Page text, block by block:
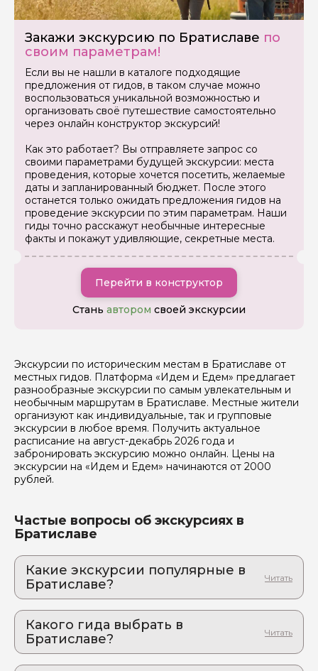
Закажи экскурсию по Братиславе по
своим параметрам!
Если вы не нашли в каталоге подходящие
предложения от гидов, в таком случае можно
воспользоваться уникальной возможностью и
организовать своё путешествие самостоятельно
через онлайн конструктор экскурсий!
Как это работает? Вы отправляете запрос со
своими параметрами будущей экскурсии: места
проведения, которые хочется посетить, желаемые
даты и запланированный бюджет. После этого
останется только ожидать предложения гидов на
проведение экскурсии по этим параметрам. Наши
гиды точно расскажут необычные интересные
факты и покажут удивляющие, секретные места.
Перейти в конструктор
Стань автором своей экскурсии
Экскурсии по историческим местам в Братиславе от
местных гидов. Платформа «Идем и Едем» предлагает
разнообразные экскурсии по самым увлекательным и
необычным маршрутам в Братиславе. Местные жители
организуют как индивидуальные, так и групповые
экскурсии в любое время. Получить актуальное
расписание на август-декабрь 2026 года и
забронировать экскурсию можно онлайн. Цены на
экскурсии на «Идем и Едем» начинаются от 2000
рублей.
Частые вопросы об экскурсиях в
Братиславе
Какие экскурсии популярные в
Братиславе?
роскошная и уютная
Лабиринты древних улочек, замки и фонтаны:
экскурсия, которая запомнится
Какого гида выбрать в
Братиславе?
Задайте свой вопрос гиду
Как вас зовут
Ваша электронная почта
Ваш номер телефона
Вопросы и комментарии
Если у вас есть интересующие вопросы, можете их
задать
Я даю своё согласие на обработку персональных
данных
Отправить